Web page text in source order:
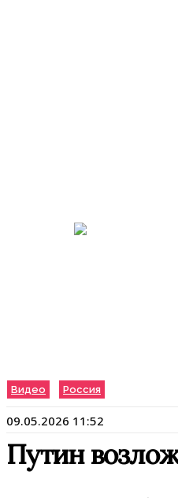
Видео Россия
09.05.2026 11:52
Путин